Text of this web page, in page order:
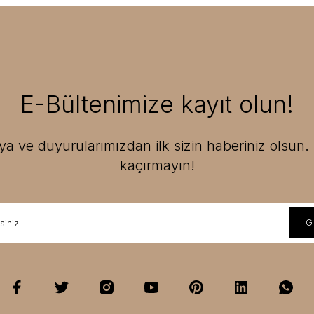
E-Bültenimize kayıt olun!
ve duyurularımızdan ilk sizin haberiniz olsun.
kaçırmayın!